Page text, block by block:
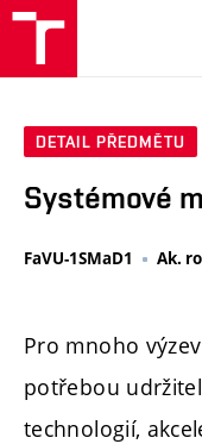
DETAIL PŘEDMĚTU
Systémové
FaVU-1SMaD1 Ak.
Pro mnoho
potřebou
technologií,